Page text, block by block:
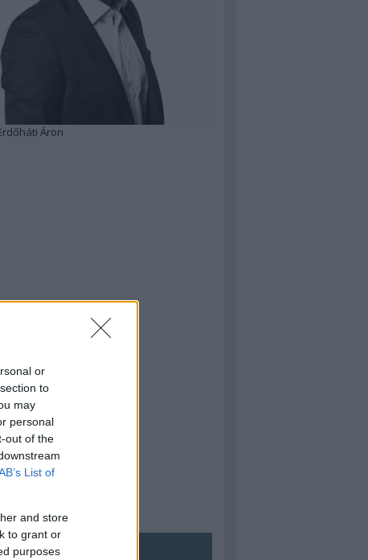
or
to
may
personal
out of the
List of
and store
to grant or
purposes
Áron